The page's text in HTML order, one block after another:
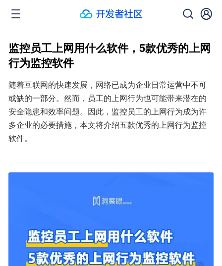
监控员工上网用什么软件，5款优秀的上网
行为监控软件
随着互联网的快速发展，网络已成为企业日常运营中不可
或缺的一部分。然而，员工的上网行为也可能带来潜在的
安全隐患和效率问题。因此，监控员工的上网行为成为许
多企业的必要措施，本文将介绍五款优秀的上网行为监控
软件。